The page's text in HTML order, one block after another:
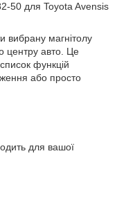
50 для Toyota Avensis
вибрану магнітолу
центру авто. Це
функцій
або просто
для вашої